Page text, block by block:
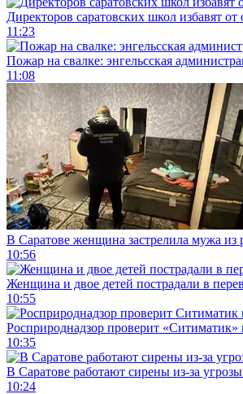
Директоров саратовских школ избавят от
11:23
Пожар на свалке: энгельсская
11:08
В Саратове женщина застрелила мужа из
10:56
Женщина и двое детей пострадали в
10:55
Росприроднадзор проверит «Ситиматик»
10:35
В Саратове работают сирены из-за
10:24